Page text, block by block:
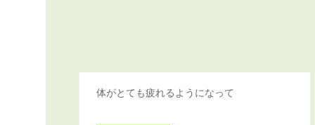
体がとても疲れるようになって